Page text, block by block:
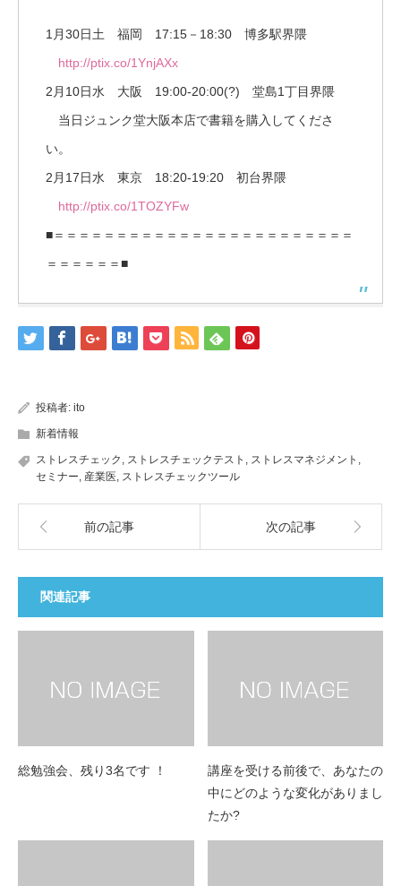
1月30日土 福岡 17:15－18:30 博多駅界隈
http://ptix.co/1YnjAXx
2月10日水 大阪 19:00-20:00(?) 堂島1丁目界隈
当日ジュンク堂大阪本店で書籍を購入してくださ
い。
2月17日水 東京 18:20-19:20 初台界隈
http://ptix.co/1TOZYFw
■＝＝＝＝＝＝＝＝＝＝＝＝＝＝＝＝＝＝＝＝＝＝＝＝
＝＝＝＝＝＝■
投稿者: ito
新着情報
ストレスチェック , ストレスチェックテスト , ストレスマネジメント ,
セミナー, 産業医, ストレスチェックツール
前の記事 次の記事
関連記事
総勉強会、残り3名です ！
講座を受ける前後で、あなたの
中にどのような変化がありまし
たか?